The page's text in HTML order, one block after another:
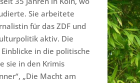
Sie arbeitete
für das ZDF und
aktiv. Die
in die politische
sie in den Krimis
„Die Macht am